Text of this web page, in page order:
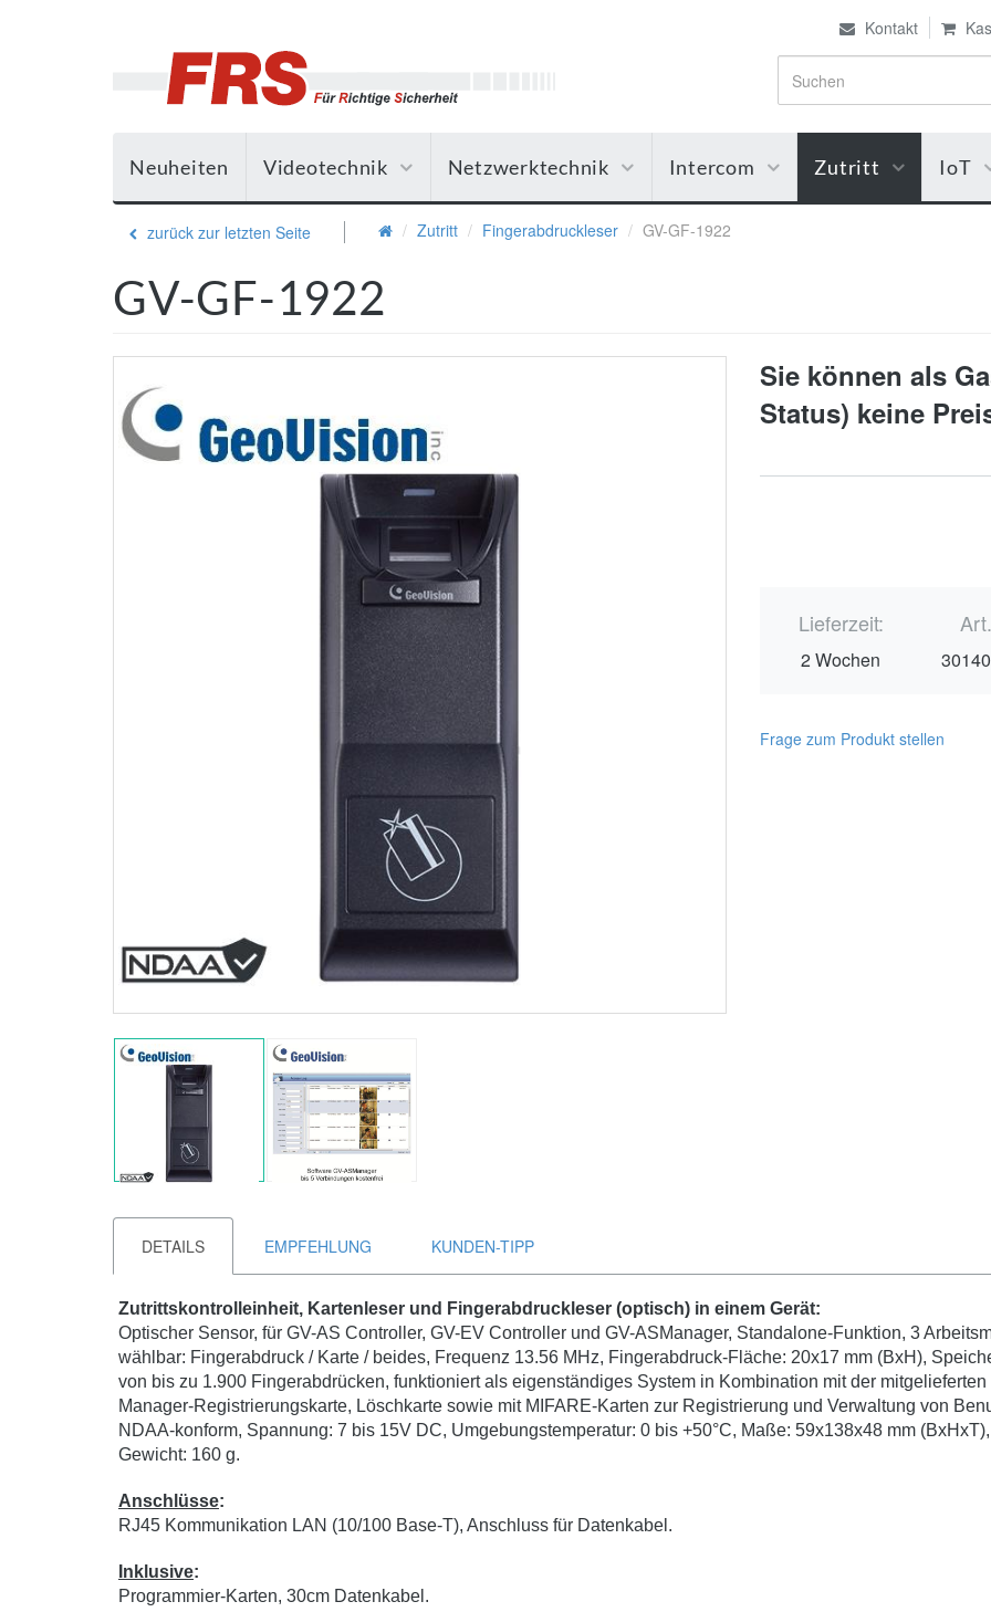
Kontakt
Neuheiten Videotechnik Netzwerktechnik Intercom Zutritt IoT
zurück zur letzten Seite Zutritt Fingerabdruckleser GV-GF-1922
GV-GF-1922
Sie können als
Status) keine
Lieferzeit:
2 Wochen
Frage zum Produkt stellen
DETAILS EMPFEHLUNG KUNDEN-TIPP
Zutrittskontrolleinheit, Kartenleser und Fingerabdruckleser (optisch) in einem Gerät:
Optischer Sensor, für GV-AS Controller, GV-EV Controller und GV-ASManager, Standalone-Funktion, 3
wählbar: Fingerabdruck / Karte / beides, Frequenz 13.56 MHz, Fingerabdruck-Fläche: 20x17 mm (BxH),
von bis zu 1.900 Fingerabdrücken, funktioniert als eigenständiges System in Kombination mit der mitgelieferten
Manager-Registrierungskarte, Löschkarte sowie mit MIFARE-Karten zur Registrierung und Verwaltung von
NDAA-konform, Spannung: 7 bis 15V DC, Umgebungstemperatur: 0 bis +50°C, Maße: 59x138x48 mm (BxHxT),
Gewicht: 160 g.
Anschlüsse:
RJ45 Kommunikation LAN (10/100 Base-T), Anschluss für Datenkabel.
Inklusive:
Programmier-Karten, 30cm Datenkabel.